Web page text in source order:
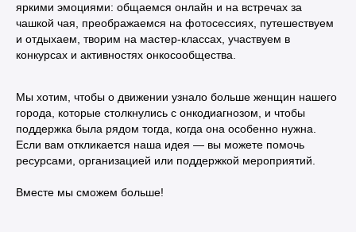
яркими эмоциями: общаемся онлайн и на встречах за
чашкой чая, преображаемся на фотосессиях, путешествуем
и отдыхаем, творим на мастер-классах, участвуем в
конкурсах и активностях онкосообщества.
Мы хотим, чтобы о движении узнало больше женщин нашего
города, которые столкнулись с онкодиагнозом, и чтобы
поддержка была рядом тогда, когда она особенно нужна.
Если вам откликается наша идея — вы можете помочь
ресурсами, организацией или поддержкой мероприятий.
Вместе мы сможем больше!